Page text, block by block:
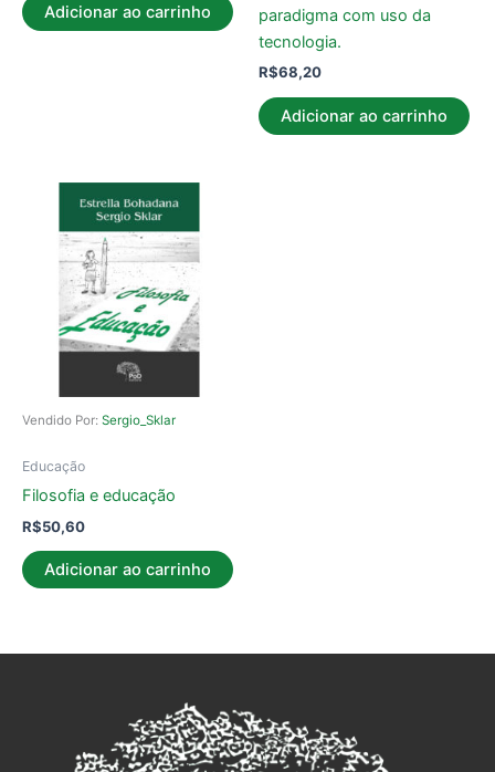
Adicionar ao carrinho
paradigma com uso da
tecnologia.
R$68,20
Adicionar ao carrinho
Vendido Por: Sergio_Sklar
Educação
Filosofia e educação
R$50,60
Adicionar ao carrinho